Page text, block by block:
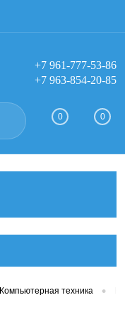
Вход Регистрация
+7 961-777-53-86
+7 963-854-20-85
0 0
Компьютерная техника •